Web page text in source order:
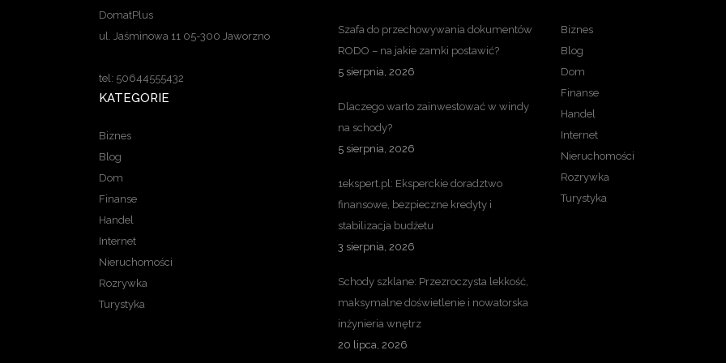
DomatPlus
ul. Jaśminowa 11 05-300 Jaworzno
tel: 50644555432
KATEGORIE
Biznes
Blog
Dom
Finanse
Handel
Internet
Nieruchomości
Rozrywka
Turystyka
Szafa do przechowywania dokumentów
RODO – na jakie zamki postawić?
5 sierpnia, 2026
Dlaczego warto zainwestować w windy
na schody?
5 sierpnia, 2026
1ekspert.pl: Eksperckie doradztwo
finansowe, bezpieczne kredyty i
stabilizacja budżetu
3 sierpnia, 2026
Schody szklane: Przezroczysta lekkość,
maksymalne doświetlenie i nowatorska
inżynieria wnętrz
20 lipca, 2026
Biznes
Blog
Dom
Finanse
Handel
Internet
Nieruchomości
Rozrywka
Turystyka